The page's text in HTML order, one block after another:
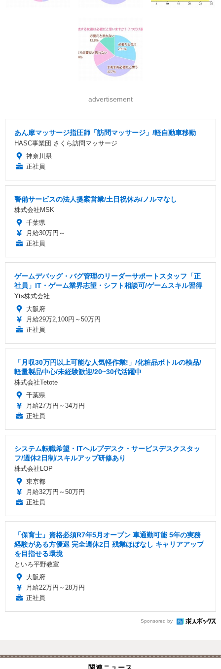
advertisement
あん摩マッサージ指圧師「訪問マッサージ」/軽自動車移動
HASC事業団 さくら訪問マッサージ
神奈川県
正社員
警備サービスの法人提案営業/土日祝休み/ノルマなし
株式会社MSK
千葉県
月給30万円～
正社員
ゲームデバッグ・バグ管理のリーダーサポートスタッフ「正
社員」IT・ゲーム業界志望・シフト相談可/ゲームスキル習得
Yts株式会社
大阪府
月給29万2,100円～50万円
正社員
「月収30万円以上可能な人気軽作業!」/化粧品ボトルの検品/
軽量製品中心/未経験歓迎/20~30代活躍中
株式会社Tetote
千葉県
月給27万円～34万円
正社員
システム転職希望・ITヘルプデスク・サービスデスクスタッ
フ/週休2日制/スキルアップ研修あり
株式会社LOP
東京都
月給32万円～50万円
正社員
「保育士」資格必須R7年5月オープン 車通勤可能 5年の実務
経験がある方優遇 完全週休2日 残業ほぼなし キャリアアップ
を目指せる環境
といろ平野教室
大阪府
月給22万円～28万円
正社員
Sponsored by
関連ニュース